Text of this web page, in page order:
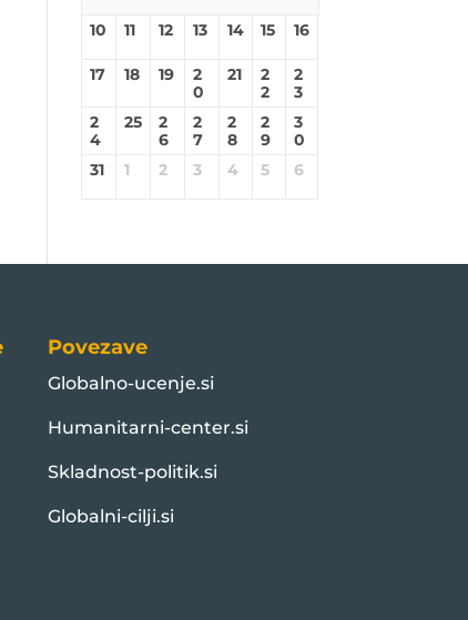
10 11 12 13 14 15 16
17 18 19
2
0
21
2
2
2
3
2
4
25
2
6
2
7
2
8
2
9
3
0
31
1 2 3 4 5 6
Povezave
Globalno-ucenje.si
Humanitarni-center.si
Skladnost-politik.si
Globalni-cilji.si